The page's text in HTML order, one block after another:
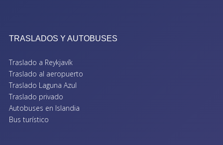
TRASLADOS Y AUTOBUSES
Traslado a Reykjavík
Traslado al aeropuerto
Traslado Laguna Azul
Traslado privado
Autobuses en Islandia
Bus turístico